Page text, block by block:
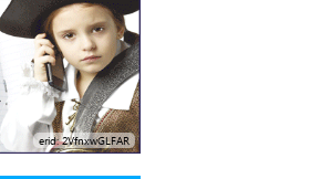
erid: 2VfnxwGLFAR